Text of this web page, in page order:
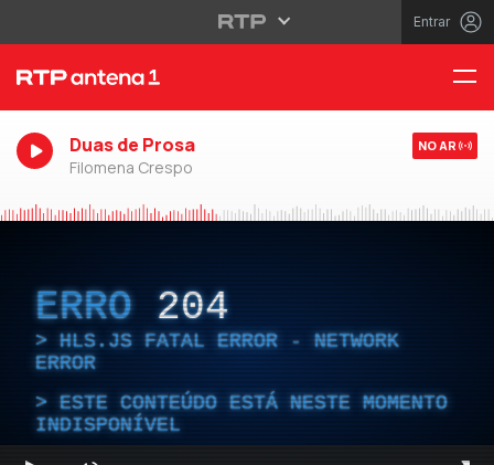
Entrar
Duas de Prosa
Filomena Crespo
NO AR
ERRO 204
HLS.JS FATAL ERROR - NETWORK
ERROR
ESTE CONTEÚDO ESTÁ NESTE MOMENTO
INDISPONÍVEL